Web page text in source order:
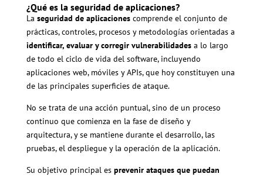
¿Qué es la seguridad de aplicaciones?
La seguridad de aplicacionescomprende el conjunto de
prácticas, controles, procesos y metodologías orientadas a
identificar, evaluar y corregir vulnerabilidades a lo largo
de todo el ciclo de vida del software, incluyendo
aplicaciones web, móviles y APIs, que hoy constituyen una
de las principales superficies de ataque.
No se trata de una acción puntual, sino de un proceso
continuo que comienza en la fase de diseño y
arquitectura, y se mantiene durante el desarrollo, las
pruebas, el despliegue y la operación de la aplicación.
Su objetivo principal es prevenir ataques que puedan